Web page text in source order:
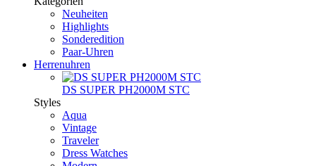
Neuheiten
Highlights
Sonderedition
Paar-Uhren
Herrenuhren
DS SUPER PH2000M STC
Styles
Aqua
Vintage
Traveler
Dress Watches